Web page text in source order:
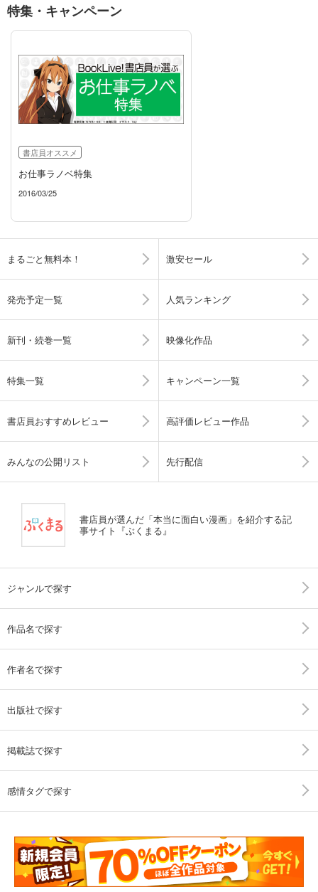
特集・キャンペーン
書店員オススメ
お仕事ラノベ特集
2016/03/25
まるごと無料本！ 激安セール
発売予定一覧 人気ランキング
新刊・続巻一覧 映像化作品
特集一覧 キャンペーン一覧
書店員おすすめレビュー 高評価レビュー作品
みんなの公開リスト 先行配信
書店員が選んだ「本当に面白い漫画」を紹介する記
事サイト『ぶくまる』
ジャンルで探す
作品名で探す
作者名で探す
出版社で探す
掲載誌で探す
感情タグで探す